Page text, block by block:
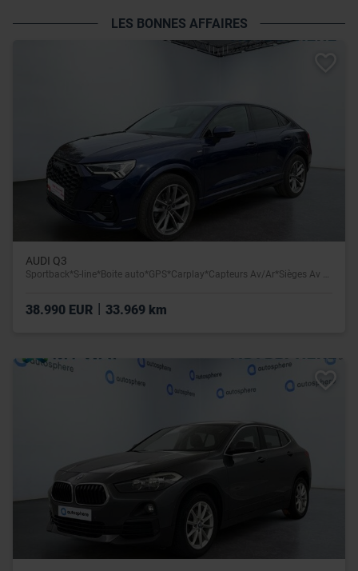
LES BONNES AFFAIRES
AUDI Q3
Sportback*S-line*Boite auto*GPS*Carplay*Capteurs Av/Ar*Sièges Av chauffants
38.990 EUR 33.969 km